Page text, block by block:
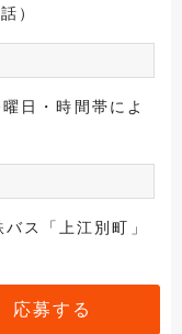
）
日・時間帯によ
ス「上江別町」
応募する